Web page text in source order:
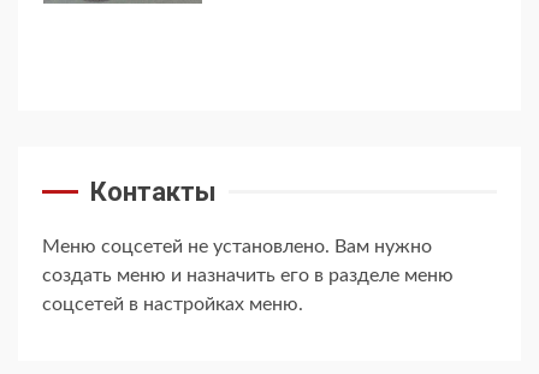
Контакты
Меню соцсетей не установлено. Вам нужно
создать меню и назначить его в разделе меню
соцсетей в настройках меню.